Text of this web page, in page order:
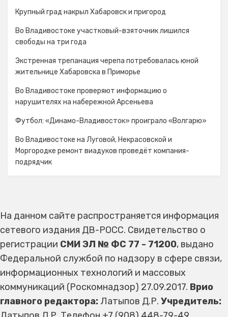
Крупный град накрыл Хабаровск и пригород
Во Владивостоке участковый-взяточник лишился
свободы на три года
Экстренная трепанация черепа потребовалась юной
жительнице Хабаровска в Приморье
Во Владивостоке проверяют информацию о
нарушителях на набережной Арсеньева
Футбол: «Динамо-Владивосток» проиграло «Волгарю»
Во Владивостоке на Луговой, Некрасовской и
Моргородке ремонт виадуков проведёт компания-
подрядчик
На данном сайте распространяется информация
сетевого издания ДВ-РОСС. Свидетельство о
регистрации СМИ ЭЛ № ФС 77 - 71200, выдано
Федеральной службой по надзору в сфере связи,
информационных технологий и массовых
коммуникаций (Роскомнадзор) 27.09.2017. Врио
главного редактора: Латыпов Д.Р. Учредитель: